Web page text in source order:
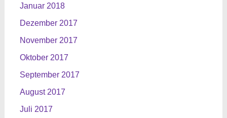
Januar 2018
Dezember 2017
November 2017
Oktober 2017
September 2017
August 2017
Juli 2017